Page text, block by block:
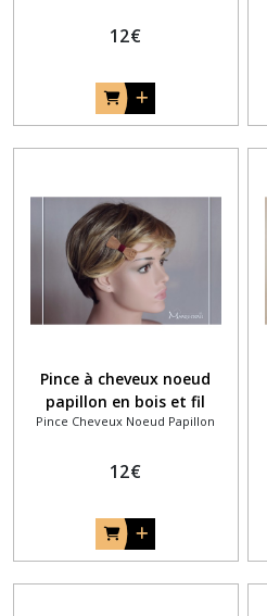
12€
Pince à cheveux noeud
papillon en bois et fil
bordeaux
Pince Cheveux Noeud Papillon
12€